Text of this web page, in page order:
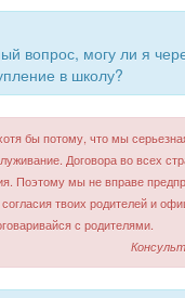
вопрос, могу ли я
в школу?
бы потому, что мы
Договора во всех
Поэтому мы не вправе
твоих родителей и
с родителями.